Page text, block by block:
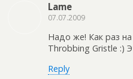
Lame
07.07.2009
Надо же! Как раз
Throbbing Gristle :)
Reply